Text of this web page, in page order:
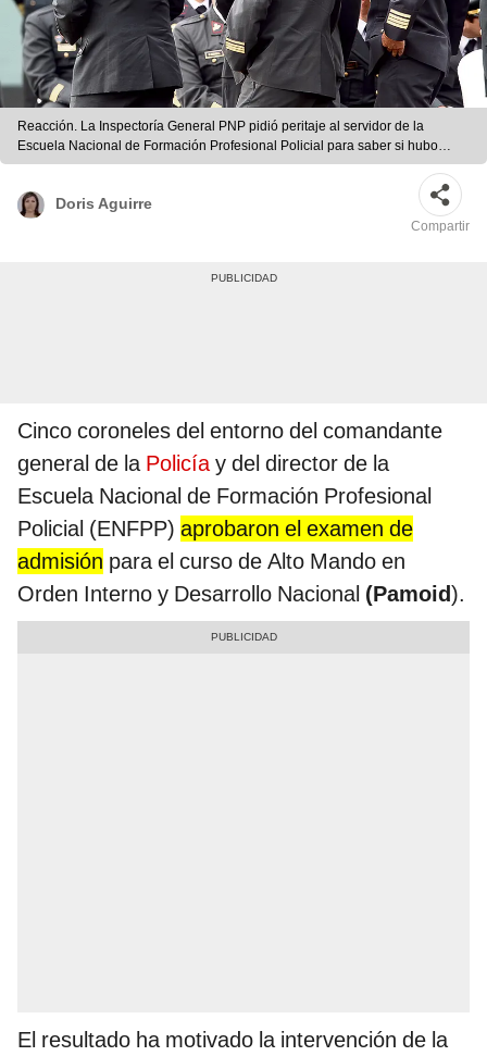
Reacción. La Inspectoría General PNP pidió peritaje al servidor de la
Escuela Nacional de Formación Profesional Policial para saber si hubo
manipulación. Foto: difusión
Doris Aguirre
Compartir
Cinco coroneles del entorno del comandante
general de la Policíay del director de la
Escuela Nacional de Formación Profesional
Policial (ENFPP) aprobaron el examen de
admisión para el curso de Alto Mando en
Orden Interno y Desarrollo Nacional (Pamoid).
El resultado ha motivado la intervención de la